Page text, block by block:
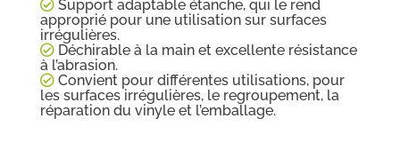
Support adaptable étanche, qui le rend
approprié pour une utilisation sur surfaces
irrégulières.
Déchirable à la main et excellente résistance
à l’abrasion.
Convient pour différentes utilisations, pour
les surfaces irrégulières, le regroupement, la
réparation du vinyle et l’emballage.